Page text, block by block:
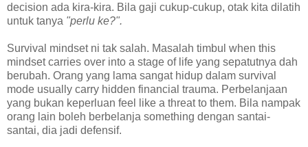
decision ada kira-kira. Bila gaji cukup-cukup, otak kita dilatih
untuk tanya "perlu ke?".
Survival mindset ni tak salah. Masalah timbul when this
mindset carries over into a stage of life yang sepatutnya dah
berubah. Orang yang lama sangat hidup dalam survival
mode usually carry hidden financial trauma. Perbelanjaan
yang bukan keperluan feel like a threat to them. Bila nampak
orang lain boleh berbelanja something dengan santai-
santai, dia jadi defensif.